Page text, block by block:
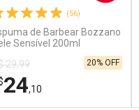
(56)
de Barbear Bozzano
Sensível 200ml
29,99
24,10
20% OFF